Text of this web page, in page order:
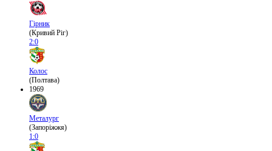
Гірник
(Кривий Ріг)
2:0
Колос
(Полтава)
1969
Металург
(Запоріжжя)
1:0